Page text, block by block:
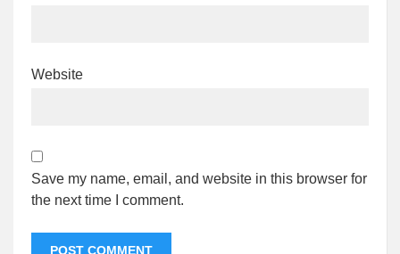
Website
Save my name, email, and website in this browser for
the next time I comment.